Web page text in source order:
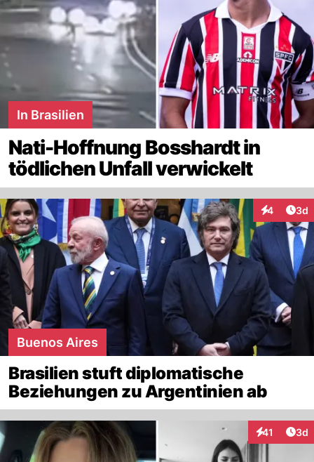
In Brasilien
Nati-Hoffnung Bosshardt in
tödlichen Unfall verwickelt
4 3d
Buenos Aires
Brasilien stuft diplomatische
Beziehungen zu Argentinien ab
41
Interaktionen
3d